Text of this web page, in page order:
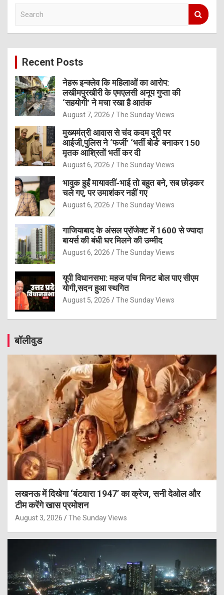
c
Recent Posts
नेहरू इन्क्लेव कि महिलाओं का आरोप:
लखीमपुरखीरी के एमएलसी अनूप गुप्ता की
‘सहयोगी’ ने मचा रखा है आतंक
August 7, 2026 The Sunday Views
मुख्यमंत्री आवास से चंद कदम दूरी पर
आईजी,पुलिस ने ‘फर्जी’ ‘भर्ती बोर्ड’ बनाकर 150
मृतक आश्रितों भर्ती कर दी
August 6, 2026 The Sunday Views
भावुक हुईं मायावतीं-भाई तो बहुत बने, सब छोड़कर
चले गए, पर उमाशंकर नहीं गए
August 6, 2026 The Sunday Views
गाजियाबाद के अंसल प्रॉजेक्ट में 1600 से ज्यादा
बायर्स की बंधी घर मिलने की उम्मीद
August 6, 2026 The Sunday Views
यूपी विधानसभा: महज पांच मिनट बोल पाए सीएम
योगी,सदन हुआ स्थगित
August 5, 2026 The Sunday Views
बॉलीवुड
लखनऊ में दिखेगा ‘बंटवारा 1947’ का क्रेज, सनी देओल और
टीम करेंगे खास प्रमोशन
August 3, 2026 The Sunday Views